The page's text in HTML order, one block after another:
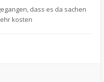
dass es da sachen
kosten